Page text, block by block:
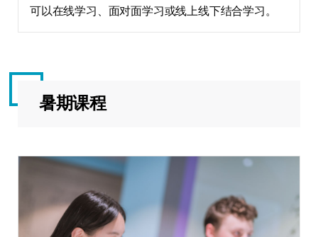
可以在线学习、面对面学习或线上线下结合学习。
暑期课程